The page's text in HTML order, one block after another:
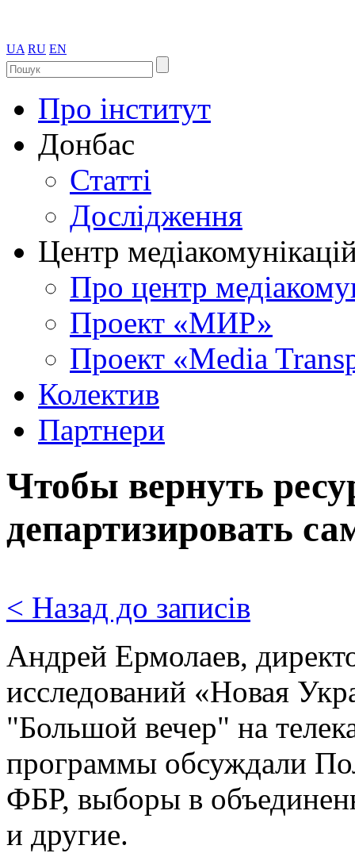
UA RU EN
Про інститут
Донбас
Статті
Дослідження
Центр
Про центр
Проект «МИР»
Проект «Media
Колектив
Партнери
Чтобы вернуть
департизировать
< Назад до записів
Андрей Ермолаев,
исследований «Новая
"Большой вечер" на
программы обсуждали
ФБР, выборы в
и другие.